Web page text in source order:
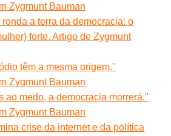
Zygmunt Bauman
ronda a terra da democracia: o
forte. Artigo de Zygmunt
têm a mesma origem."
Zygmunt Bauman
ao medo, a democracia morrerá."
Zygmunt Bauman
crise da internet e da política